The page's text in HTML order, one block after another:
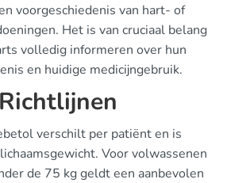
voorgeschiedenis van hart- of
Het is van cruciaal belang
volledig informeren over hun
en huidige medicijngebruik.
verschilt per patiënt en is
Voor volwassenen
de 75 kg geldt een aanbevolen